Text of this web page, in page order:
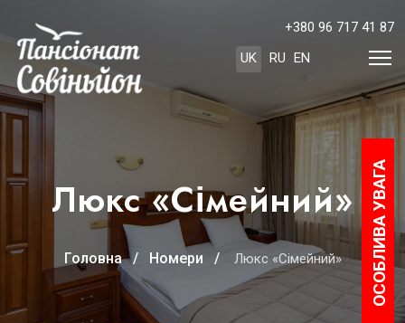
Оберіть свою мову
UK RU EN
+380 96 717 41 87
Люкс «Сімейний»
Головна Номери Люкс «Сімейний» ОСОБЛИВА УВАГА